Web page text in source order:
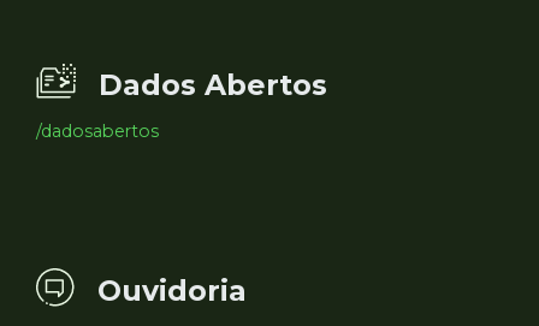
Dados Abertos
/dadosabertos
Ouvidoria